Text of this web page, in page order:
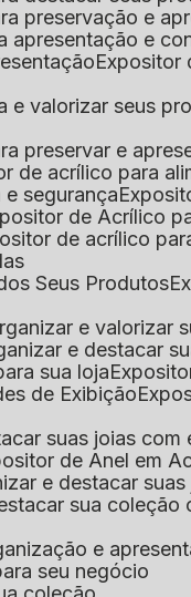
preservação e
apresentação e
e valorizar seus
preservar e
de acrílico para
segurança
de Acrílico
de acrílico
Seus Produtos
e valorizar
e destacar
sua loja
de Exibição
suas joias
de Anel em
e destacar suas
sua
e
seu negócio